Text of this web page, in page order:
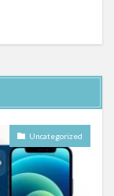
Uncategorized